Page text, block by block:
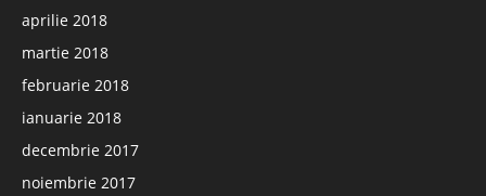
aprilie 2018
martie 2018
februarie 2018
ianuarie 2018
decembrie 2017
noiembrie 2017